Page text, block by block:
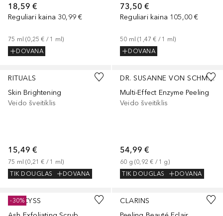
18,59 €
Reguliari kaina 30,99 €
75 ml (0,25 € / 1 ml)
DOVANA
73,50 €
Reguliari kaina 105,00 €
50 ml (1,47 € / 1 ml)
DOVANA
RITUALS
Skin Brightening
Veido šveitiklis
15,49 €
75 ml (0,21 € / 1 ml)
TIK DOUGLAS
DOVANA
DR. SUSANNE VON SCHMIEDEBERG
Multi-Effect Enzyme Peeling
Veido šveitiklis
54,99 €
60 g (0,92 € / 1 g)
TIK DOUGLAS
DOVANA
NARCYSS
-30%
CLARINS